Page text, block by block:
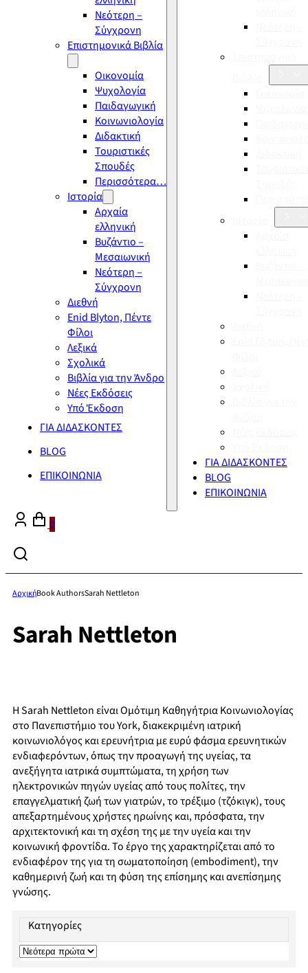
Νεότερη –
Σύγχρονη
Επιστημονικά Βιβλία
Οικονομία
Ψυχολογία
Παιδαγωγική
Κοινωνιολογία
Διδακτική
Τουριστικές
Σπουδές
Περισσότερα…
Ιστορία
Αρχαία
ελληνική
Βυζάντιο –
Μεσαιωνική
Νεότερη –
Σύγχρονη
Διεθνή
Enid Blyton, Πέντε
Φίλοι
Λεξικά
Σχολικά
Βιβλία για την Άνδρο
Νέες Εκδόσεις
Υπό Έκδοση
ΓΙΑ ΔΙΔΑΣΚΟΝΤΕΣ
BLOG
ΕΠΙΚΟΙΝΩΝΙΑ
ΓΙΑ ΔΙΔΑΣΚΟΝΤΕΣ
BLOG
ΕΠΙΚΟΙΝΩΝΙΑ
0
ΑρχικήBook AuthorsSarah Nettleton
Sarah Nettleton
Η Sarah Nettleton είναι Ομότιμη Καθηγήτρια Κοινωνιολογίας
στο Πανεπιστήμιο του York, διακεκριμένη ιατρική
κοινωνιολόγος και ερευνήτρια με ευρύ φάσμα ερευνητικών
ενδιαφερόντων, όπως την προαγωγή της υγείας, τα
ανεξήγητα ιατρικά συμπτώματα, τη χρήση των
ηλεκτρονικών πηγών υγείας από τους πολίτες, την
επαγγελματική ζωή των γιατρών, το τρέξιμο (τζόκιγκ), τους
απεξαρτημένους χρήστες ηρωίνης και, πρόσφατα, την
αρχιτεκτονική και τη σχέση της με την υγεία και την
κοινωνική φροντίδα. Το έργο της χαρακτηρίζεται από το
ενδιαφέρον της για τη σωματοποίηση (embodiment), την
καθημερινή ζωή και τη φύση της επίσημης και ανεπίσημης
γνώσης.
Κατηγορίες